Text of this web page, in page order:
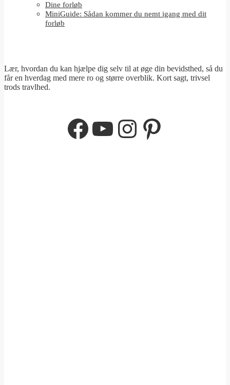
Dine forløb
MiniGuide: Sådan kommer du nemt igang med dit
forløb
Lær, hvordan du kan hjælpe dig selv til at øge din bevidsthed, så du
får en hverdag med mere ro og større overblik. Kort sagt, trivsel
trods travlhed.
Facebook
YouTube
Instagram
Pinterest